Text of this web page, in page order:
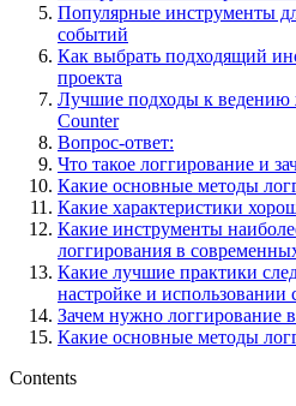
Популярные инструменты
событий
Как выбрать подходящий
проекта
Лучшие подходы к ведению
Counter
Вопрос-ответ:
Что такое логгирование и
Какие основные методы
Какие характеристики
Какие инструменты
логгирования в
Какие лучшие практики
настройке и использовании
Зачем нужно логгирование
Какие основные методы
Contents